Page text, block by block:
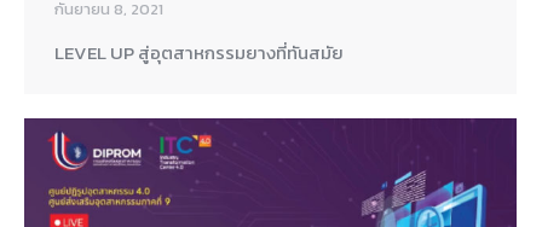
กันยายน 8, 2021
LEVEL UP สู่อุตสาหกรรมยางที่ทันสมัย